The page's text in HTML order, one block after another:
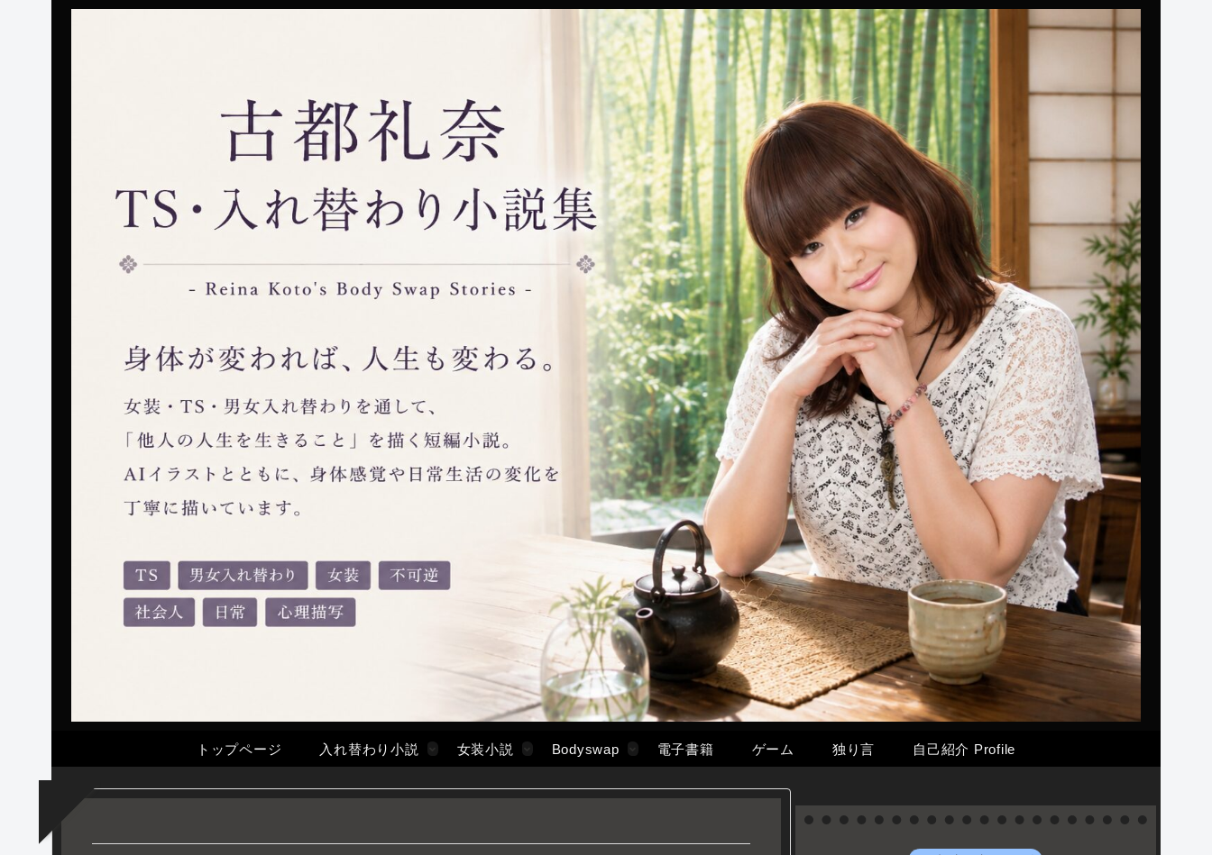
トップページ 入れ替わり小説 女装小説 Bodyswap 電子書籍 ゲーム 独り言 自己紹介 Profile